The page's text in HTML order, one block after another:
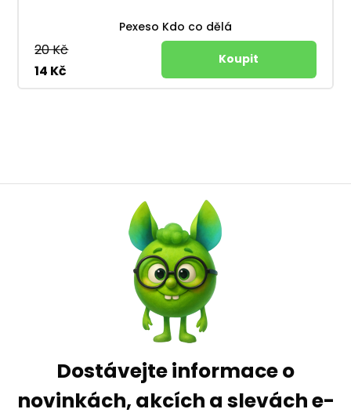
Pexeso Kdo co dělá
20 Kč
14 Kč
Dostávejte informace o
novinkách, akcích a slevách e-